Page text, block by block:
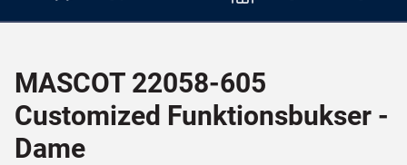
MASCOT 22058-605
Customized Funktionsbukser -
Dame